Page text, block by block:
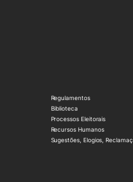
Regulamentos
Biblioteca
Processos Eleitorais
Recursos Humanos
Sugestões, Elogios,